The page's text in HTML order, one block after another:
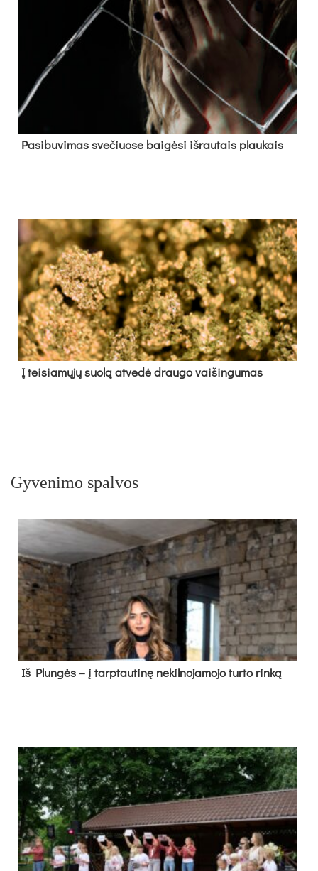
Pa­si­bu­vi­mas sve­čiuo­se bai­gė­si iš­rau­tais plau­kais
Į tei­sia­mų­jų suo­lą at­ve­dė drau­go vai­šin­gu­mas
Gyvenimo spalvos
Iš Plungės – į tarptautinę nekilnojamojo turto rinką